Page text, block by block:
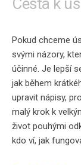
Cesta k
Pokud chceme
svými názory,
účinné. Je lepší
jak během
upravit nápisy,
malý krok k
život pouhými
kdo ví, jak